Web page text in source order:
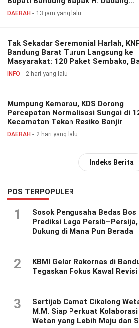
Supriatna
DAERAH 13 jam yang lalu
Tak Sekadar Seremonial Harlah,
Bandung Barat Turun Langsung ke
Masyarakat: 120 Paket Sembako,
Disabilitas hingga Layanan
INFO 2 hari yang lalu
Mumpung Kemarau, KDS Dorong
Percepatan Normalisasi Sungai di
Kecamatan Tekan Resiko Banjir
DAERAH 2 hari yang lalu
Indeks Berita
POS TERPOPULER
1
Sosok Pengusaha Bedas
Prediksi Laga
Dukung di Mana Pun Berada
2
KBMI Gelar Rakornas di
Tegaskan Fokus Kawal
3
Sertijab Camat Cikalong
M.M. Siap Perkuat
Wetan yang Lebih Maju dan